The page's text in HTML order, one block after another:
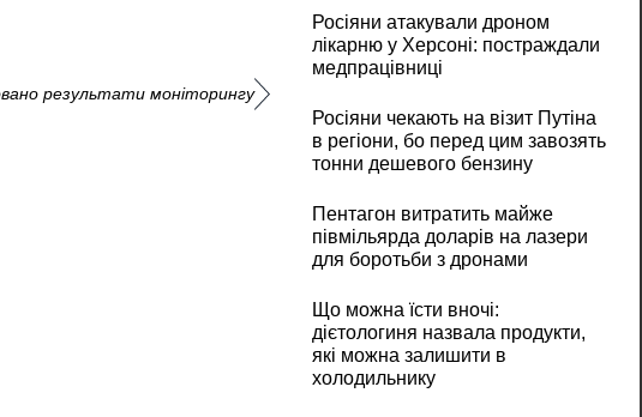
результати моніторингу
Росіяни атакували дроном
лікарню у Херсоні: постраждали
медпрацівниці
Росіяни чекають на візит Путіна
в регіони, бо перед цим завозять
тонни дешевого бензину
Пентагон витратить майже
півмільярда доларів на лазери
для боротьби з дронами
Що можна їсти вночі:
дієтологиня назвала продукти,
які можна залишити в
холодильнику